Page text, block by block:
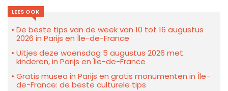
LEES OOK
De beste tips van de week van 10 tot 16 augustus
2026 in Parijs en Île-de-France
Uitjes deze woensdag 5 augustus 2026 met
kinderen, in Parijs en Île-de-France
Gratis musea in Parijs en gratis monumenten in Île-
de-France: de beste culturele tips